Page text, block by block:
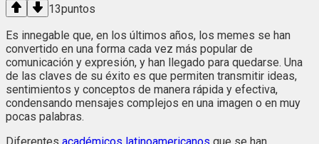
13puntos
Es innegable que, en los últimos años, los memes se han
convertido en una forma cada vez más popular de
comunicación y expresión, y han llegado para quedarse. Una
de las claves de su éxito es que permiten transmitir ideas,
sentimientos y conceptos de manera rápida y efectiva,
condensando mensajes complejos en una imagen o en muy
pocas palabras.
Diferentes académicos latinoamericanos que se han